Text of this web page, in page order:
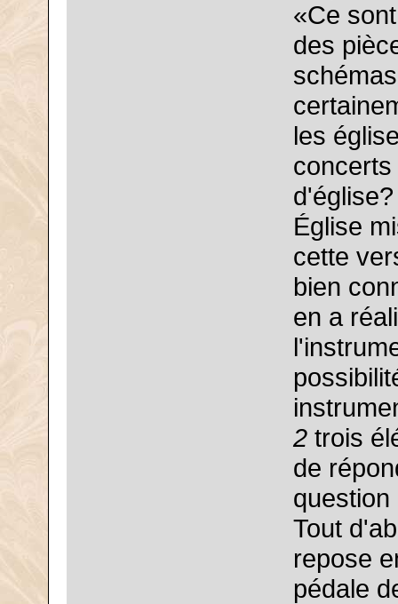
«Ce
des
les
Église
cette
bien
en a
2 trois
de
question
Tout
repose
pédale